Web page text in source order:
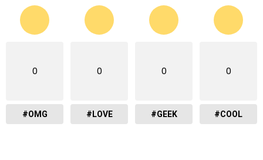
0
#OMG
0
#LOVE
0
#GEEK
0
#COOL